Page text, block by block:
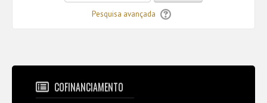
Pesquisa avançada
COFINANCIAMENTO